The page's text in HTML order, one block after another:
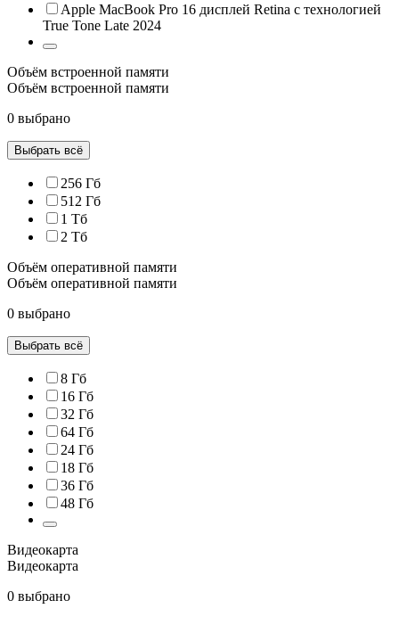
Apple MacBook Pro 16 дисплей Retina с технологией
True Tone Late 2024
Объём встроенной памяти
Объём встроенной памяти
0 выбрано
Выбрать всё
256 Гб
512 Гб
1 Тб
2 Тб
Объём оперативной памяти
Объём оперативной памяти
0 выбрано
Выбрать всё
8 Гб
16 Гб
32 Гб
64 Гб
24 Гб
18 Гб
36 Гб
48 Гб
Видеокарта
Видеокарта
0 выбрано